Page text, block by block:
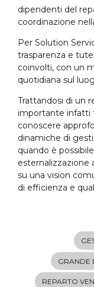
dipendenti del
coordinazione
Per Solution
trasparenza e
coinvolti, con un
quotidiana sul
Trattandosi di un
importante infatti
conoscere
dinamiche di
quando è
esternalizzazione
su una vision
di efficienza e
GRANDE
REPARTO